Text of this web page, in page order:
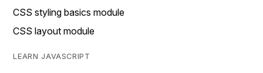
CSS styling basics module
CSS layout module
LEARN JAVASCRIPT